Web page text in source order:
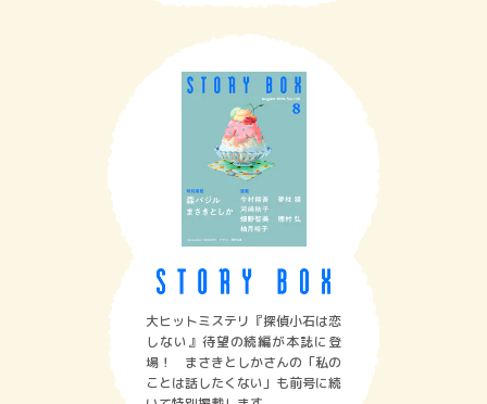
大ヒットミステリ『探偵小石は恋
しない』待望の続編が本誌に登
場！ まさきとしかさんの「私の
ことは話したくない」も前号に続